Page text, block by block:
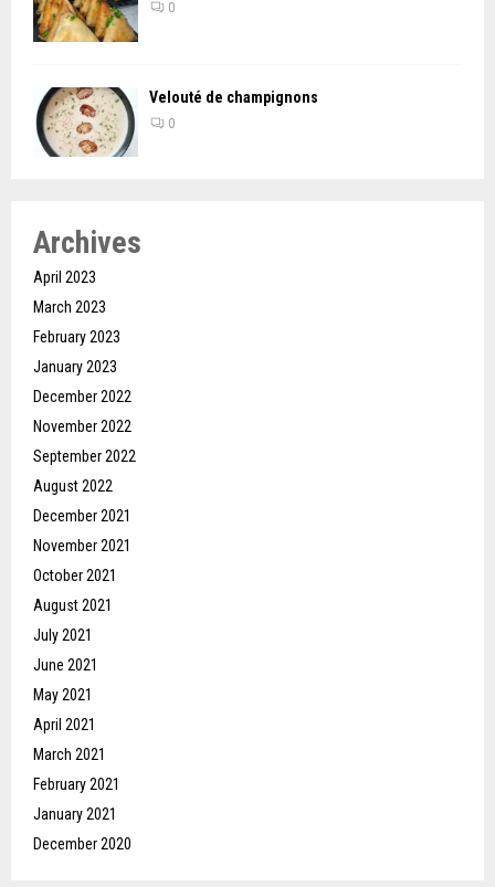
0
Velouté de champignons
0
Archives
April 2023
March 2023
February 2023
January 2023
December 2022
November 2022
September 2022
August 2022
December 2021
November 2021
October 2021
August 2021
July 2021
June 2021
May 2021
April 2021
March 2021
February 2021
January 2021
December 2020